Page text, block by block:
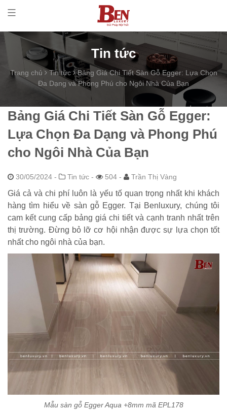
Tin tức
Trang chủ Tin tức
Bảng Giá Chi Tiết Sàn Gỗ Egger: Lựa Chọn
Đa Dạng và Phong Phú cho Ngôi Nhà Của Bạn
Bảng Giá Chi Tiết Sàn Gỗ Egger:
Lựa Chọn Đa Dạng và Phong Phú
cho Ngôi Nhà Của Bạn
30/05/2024 - Tin tức - 504 - Trần Thị Vàng
Giá cả và chi phí luôn là yếu tố quan trọng nhất khi khách
hàng tìm hiểu về sàn gỗ Egger. Tại Benluxury, chúng tôi
cam kết cung cấp bảng giá chi tiết và cạnh tranh nhất trên
thị trường. Đừng bỏ lỡ cơ hội nhận được sự lựa chọn tốt
nhất cho ngôi nhà của bạn.
Mẫu sàn gỗ Egger Aqua +8mm mã EPL178